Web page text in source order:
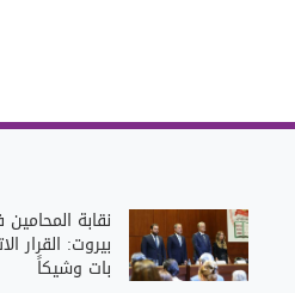
نقابة
بيروت: القرار
بات وشيكاً